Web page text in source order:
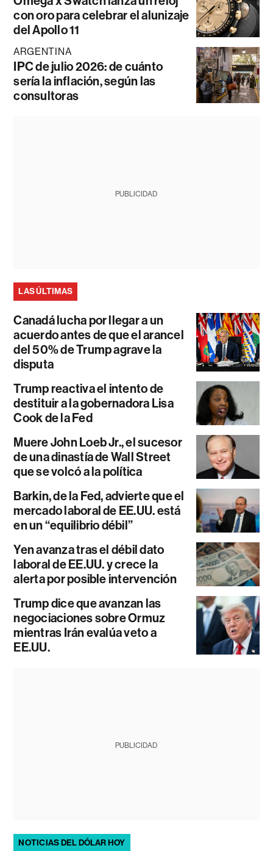
con oro para celebrar el alunizaje
del Apollo 11
ARGENTINA
IPC de julio 2026: de cuánto
sería la inflación, según las
consultoras
PUBLICIDAD
LAS ÚLTIMAS
Canadá lucha por llegar a un
acuerdo antes de que el arancel
del 50% de Trump agrave la
disputa
Trump reactiva el intento de
destituir a la gobernadora Lisa
Cook de la Fed
Muere John Loeb Jr., el sucesor
de una dinastía de Wall Street
que se volcó a la política
Barkin, de la Fed, advierte que el
mercado laboral de EE.UU. está
en un “equilibrio débil”
Yen avanza tras el débil dato
laboral de EE.UU. y crece la
alerta por posible intervención
Trump dice que avanzan las
negociaciones sobre Ormuz
mientras Irán evalúa veto a
EE.UU.
PUBLICIDAD
NOTICIAS DEL DÓLAR HOY